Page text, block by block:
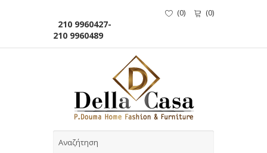
210 9960427-
210 9960489
(0) (0)